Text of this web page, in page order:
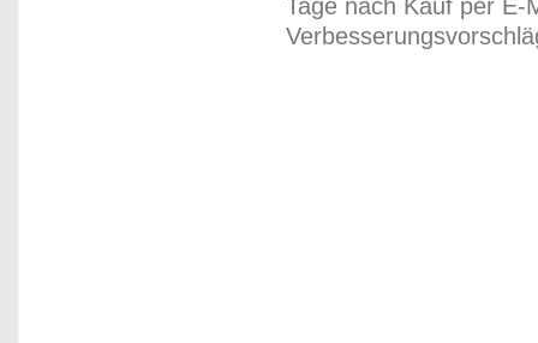
Tage nach Kauf per E-